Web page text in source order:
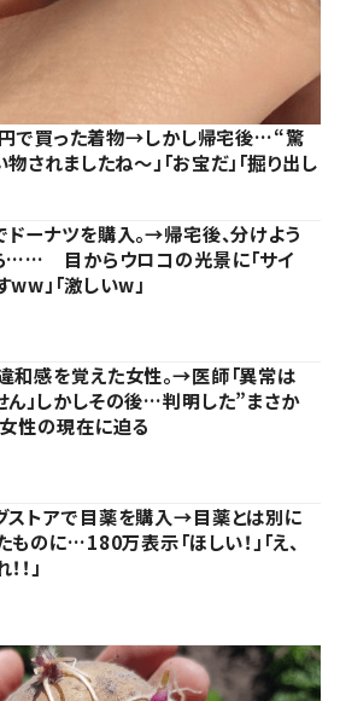
で買った着物→しかし帰宅後…“驚
されましたね～」「お宝だ」「掘り出し
ドーナツを購入。→帰宅後、分けよう
…… 目からウロコの光景に「サイ
ww」「激しいw」
和感を覚えた女性。→医師「異常は
ん」しかしその後…判明した”まさか
性の現在に迫る
ストアで目薬を購入→目薬とは別に
ものに…180万表示「ほしい！」「え、
！」